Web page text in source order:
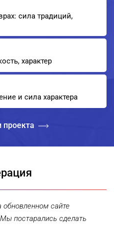
проекта
сила традиций,
характер
и сила характера
обновленном сайте
постарались сделать